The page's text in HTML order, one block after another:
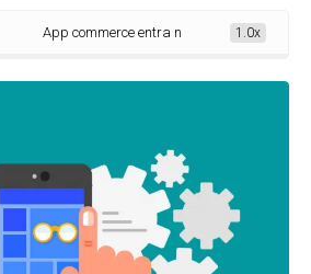
App commerce entra na era dos agentes
1.0x